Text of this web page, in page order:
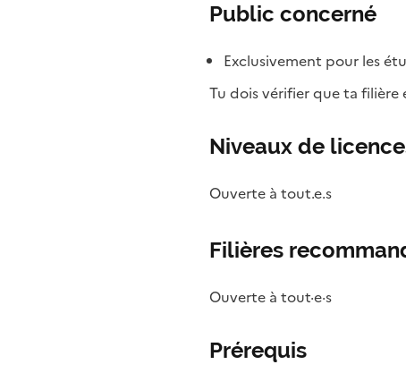
Public concerné
Exclusivement pour les
Tu dois vérifier que ta filière
Niveaux de
Ouverte à tout.e.s
Filières
Ouverte à tout·e·s
Prérequis